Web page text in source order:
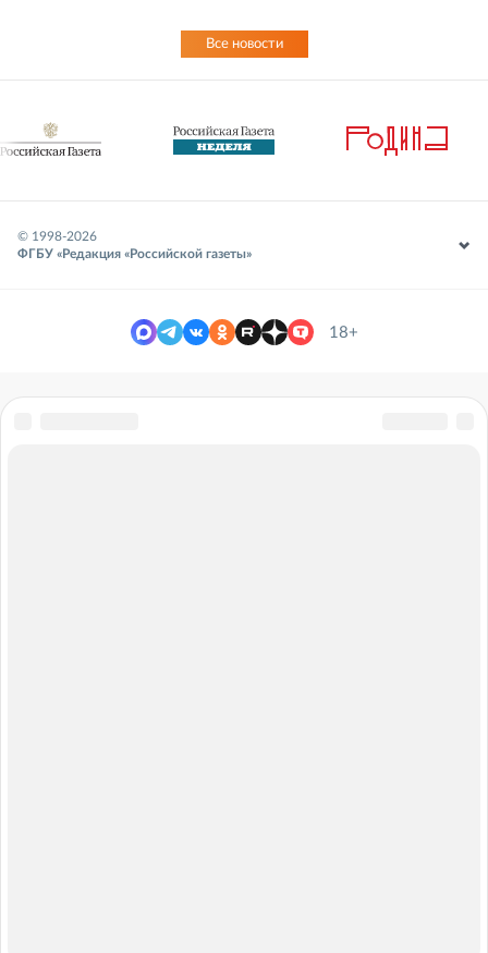
Все новости
© 1998-2026
ФГБУ «Редакция «Российской газеты»
18+